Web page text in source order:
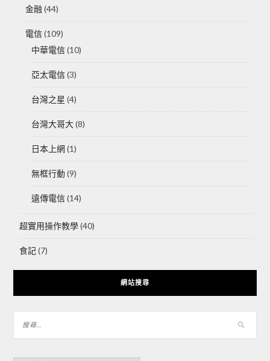
金融 (44)
電信(109)
中華電信(10)
亞太電信(3)
台灣之星 (4)
台灣大哥大(8)
日本上網(1)
無框行動(9)
遠傳電信(14)
超實用操作教學(40)
食記(7)
網站搜尋